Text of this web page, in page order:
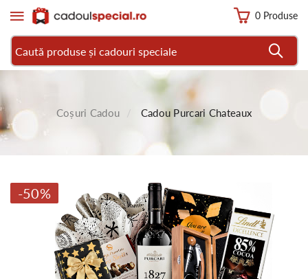
0 Produse
Coșuri Cadou Cadou Purcari Chateaux
-50%